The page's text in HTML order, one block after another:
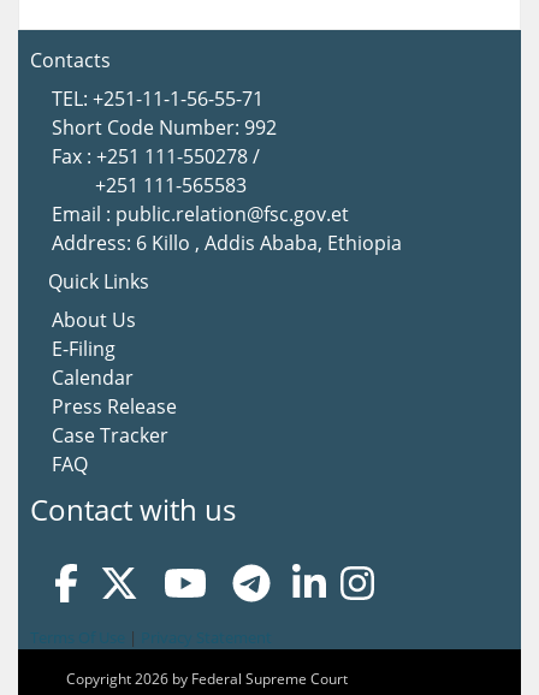
Contacts
TEL: +251-11-1-56-55-71
Short Code Number: 992
Fax : +251 111-550278 /
+251 111-565583
Email : public.relation@fsc.gov.et
Address: 6 Killo , Addis Ababa, Ethiopia
Quick Links
About Us
E-Filing
Calendar
Press Release
Case Tracker
FAQ
Contact with us
|
Copyright 2026 by Federal Supreme Court